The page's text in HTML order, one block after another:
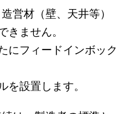
営材（壁、天井等）
きません。
にフィードインボック
を設置します。